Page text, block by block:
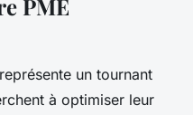
PME
un tournant
à optimiser leur